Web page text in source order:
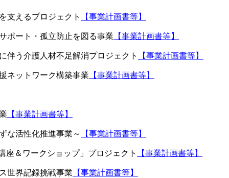
支えるプロジェクト 【事業計画書等】
ポート・孤立防止を図る事業 【事業計画書等】
う介護人材不足解消プロジェクト 【事業計画書等】
ネットワーク構築事業 【事業計画書等】
【事業計画書等】
な活性化推進事業～ 【事業計画書等】
＆ワークショップ」プロジェクト 【事業計画書等】
世界記録挑戦事業 【事業計画書等】